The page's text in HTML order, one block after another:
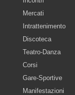
Mercati
Intrattenimento
Discoteca
Teatro-Danza
Corsi
Gare-Sportive
Manifestazioni